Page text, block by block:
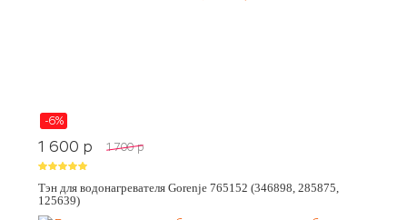
-6%
1 600 p 1 700 p
Тэн для водонагревателя Gorenje 765152 (346898, 285875,
125639)